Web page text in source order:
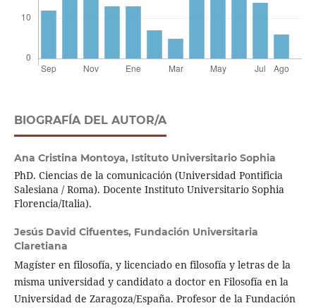
BIOGRAFÍA DEL AUTOR/A
Ana Cristina Montoya, Istituto Universitario Sophia
PhD. Ciencias de la comunicación (Universidad Pontificia
Salesiana / Roma). Docente Instituto Universitario Sophia
Florencia/Italia).
Jesús David Cifuentes, Fundación Universitaria
Claretiana
Magíster en filosofía, y licenciado en filosofía y letras de la
misma universidad y candidato a doctor en Filosofía en la
Universidad de Zaragoza/España. Profesor de la Fundación